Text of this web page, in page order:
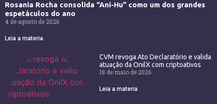
Rosania Rocha consolida “Ani-Hu” como um dos grandes
espetáculos do ano
4 de agosto de 2026
Leia a materia
CVM revoga Ato Declaratório e valida
atuação da OnilX com criptoativos
18 de maio de 2026
Leia a materia